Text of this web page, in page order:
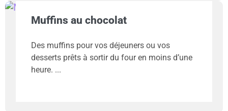
Muffins au chocolat
Des muffins pour vos déjeuners ou vos
desserts prêts à sortir du four en moins d’une
heure.